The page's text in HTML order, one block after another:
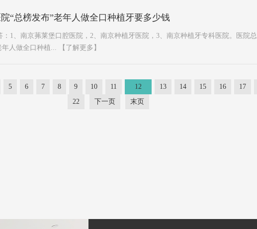
“总榜发布”老年人做全口种植牙要多少钱
1、南京茀莱堡口腔医院，2、南京种植牙医院，3、南京种植牙专科医院。医院总
人做全口种植...
【了解更多】
5 6 7 8 9 10 11 12 13 14 15 16 17
22
下一页 末页